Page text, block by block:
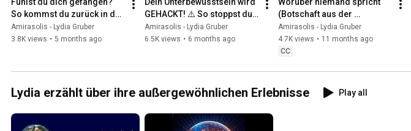
So kommst du zurück in den
FLUSS DES LEBENS
Amirasolis - Lydia Gruber
3.8K views • 5 months ago
GEHACKT! ⚠️ So stoppst du
Fremdsteuerung &
Manipulation
Amirasolis - Lydia Gruber
6.5K views • 6 months ago
(Botschaft aus der
Zentralsonne | 27.8.25 |
Channeling)
Amirasolis - Lydia Gruber
4.7K views • 11 months ago
CC
Lydia erzählt über ihre außergewöhnlichen Erlebnisse Play all